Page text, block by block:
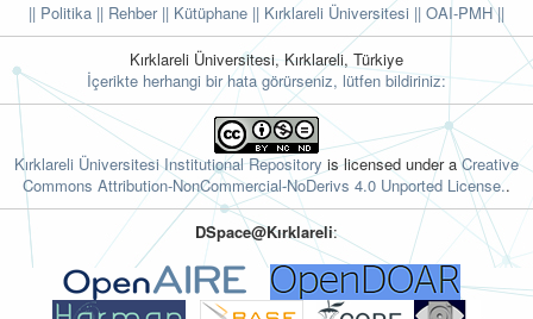
|| Politika || Rehber|| Kütüphane || Kırklareli Üniversitesi || OAI-PMH ||
Kırklareli Üniversitesi, Kırklareli, Türkiye
İçerikte herhangi bir hata görürseniz, lütfen bildiriniz:
Kırklareli Üniversitesi Institutional Repository is licensed under aCreative
Commons Attribution-NonCommercial-NoDerivs 4.0 Unported License..
DSpace@Kırklareli: